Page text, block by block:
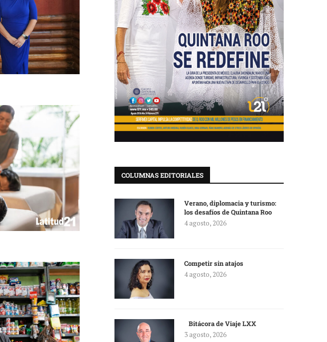
COLUMNAS EDITORIALES
Verano, diplomacia y turismo:
los desafíos de Quintana Roo
4 agosto, 2026
Competir sin atajos
4 agosto, 2026
Bitácora de Viaje LXX
3 agosto, 2026